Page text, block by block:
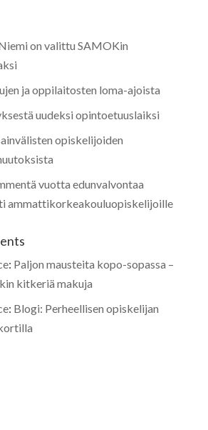
on valittu SAMOKin
ja oppilaitosten loma-ajoista
uudeksi opintoetuuslaiksi
opiskelijoiden
vuotta edunvalvontaa
ammattikorkeakouluopiskelijoille
: Paljon mausteita kopo-sopassa –
kitkeriä makuja
: Blogi: Perheellisen opiskelijan